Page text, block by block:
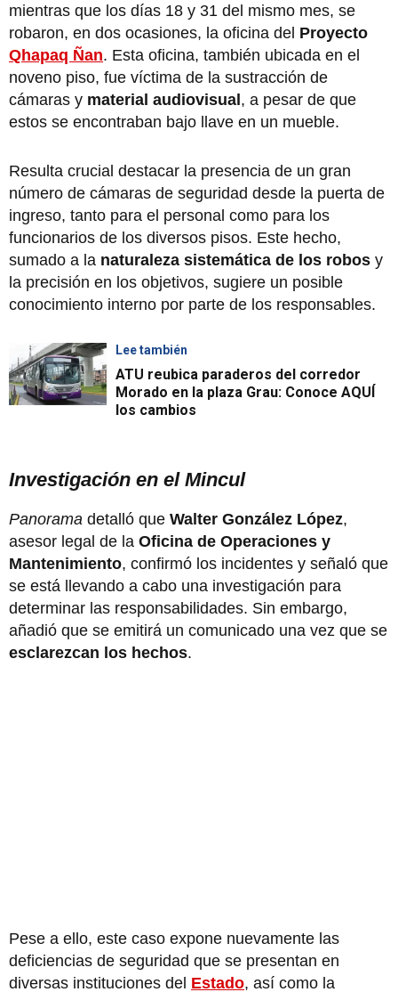
mientras que los días 18 y 31 del mismo mes, se
robaron, en dos ocasiones, la oficina del Proyecto
Qhapaq Ñan. Esta oficina, también ubicada en el
noveno piso, fue víctima de la sustracción de
cámaras y material audiovisual, a pesar de que
estos se encontraban bajo llave en un mueble.
Resulta crucial destacar la presencia de un gran
número de cámaras de seguridad desde la puerta de
ingreso, tanto para el personal como para los
funcionarios de los diversos pisos. Este hecho,
sumado a la naturaleza sistemática de los robos y
la precisión en los objetivos, sugiere un posible
conocimiento interno por parte de los responsables.
Lee también
ATU reubica paraderos del corredor
Morado en la plaza Grau: Conoce AQUÍ
los cambios
Investigación en el Mincul
Panorama detalló que Walter González López,
asesor legal de la Oficina de Operaciones y
Mantenimiento, confirmó los incidentes y señaló que
se está llevando a cabo una investigación para
determinar las responsabilidades. Sin embargo,
añadió que se emitirá un comunicado una vez que se
esclarezcan los hechos.
Pese a ello, este caso expone nuevamente las
deficiencias de seguridad que se presentan en
diversas instituciones del Estado, así como la